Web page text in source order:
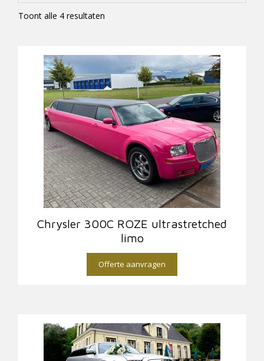
Toont alle 4 resultaten
Chrysler 300C ROZE ultrastretched
limo
Offerte aanvragen